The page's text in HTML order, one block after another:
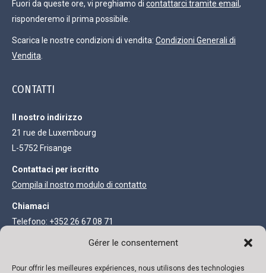
Gérer le consentement
Pour offrir les meilleures expériences, nous utilisons des technologies
Fuori da queste ore, vi preghiamo di contattarci tramite email ,
risponderemo il prima possibile.
Scarica le nostre condizioni di vendita: Condizioni Generali di
Vendita
CONTATTI
Il nostro indirizzo
21 rue de Luxembourg
L-5752 Frisange
Contattaci per iscritto
Compila il nostro modulo di contatto
Chiamaci
Telefono: +352 26 67 08 71